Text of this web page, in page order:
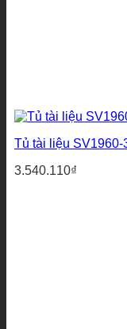
Tủ tài liệu SV1960-
3.540.110₫